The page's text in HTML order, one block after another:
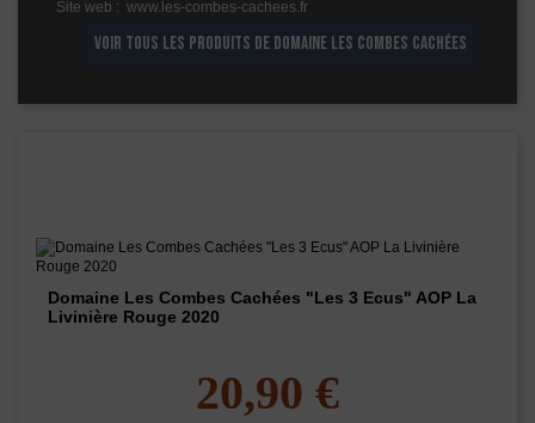
Site web : www.les-combes-cachees.fr
VOIR TOUS LES PRODUITS DE DOMAINE LES COMBES CACHÉES
Domaine Les Combes Cachées "Les 3 Ecus" AOP La
Livinière Rouge 2020
20,90 €